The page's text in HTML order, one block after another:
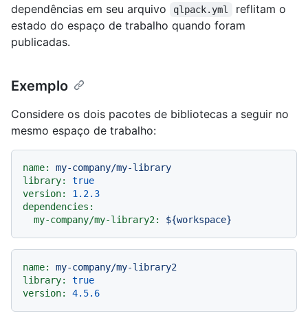
dependências em seu arquivo
qlpack.yml
reflitam o
estado do espaço de trabalho quando foram
publicadas.
Exemplo
Considere os dois pacotes de bibliotecas a seguir no
mesmo espaço de trabalho:
name:
my-company/my-library
library:
true
version:
1.2.3
dependencies:
my-company/my-library2:
${workspace}
name:
my-company/my-library2
library:
true
version:
4.5.6